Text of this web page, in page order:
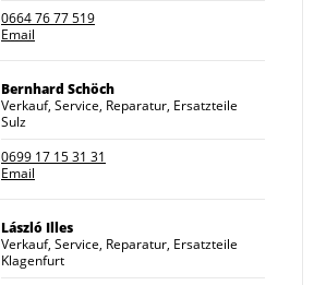
0664 76 77 519
Email
Bernhard Schöch
Verkauf, Service, Reparatur, Ersatzteile
Sulz
0699 17 15 31 31
Email
László Illes
Verkauf, Service, Reparatur, Ersatzteile
Klagenfurt